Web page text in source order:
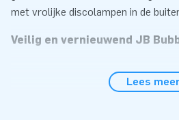
met vrolijke discolampen in de
Veilig en vernieuwend JB
vernieuwende en veilige inflatables.
Lees